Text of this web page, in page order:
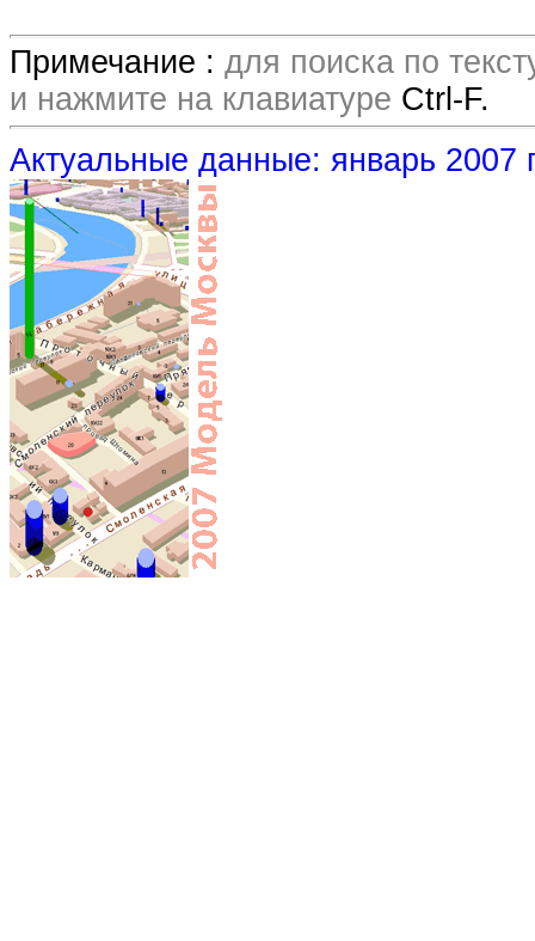
Примечание : для поиска по
и нажмите на клавиатуре Ctrl-F.
Актуальные данные: январь 2007